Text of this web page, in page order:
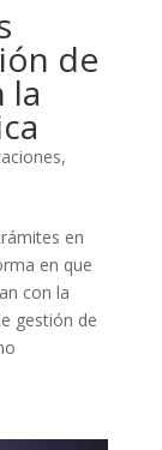
de
la
,
en
en que
con la
gestión de